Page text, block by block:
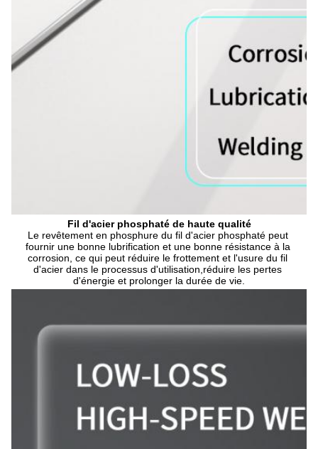
Fil d'acier phosphaté de haute qualité
Le revêtement en phosphure du fil d'acier phosphaté peut
fournir une bonne lubrification et une bonne résistance à la
corrosion, ce qui peut réduire le frottement et l'usure du fil
d'acier dans le processus d'utilisation,réduire les pertes
d'énergie et prolonger la durée de vie.